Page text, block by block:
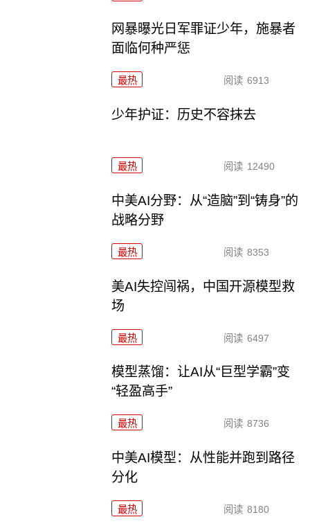
网暴曝光日军罪证少年，施暴者
面临何种严惩
最热 阅读 6913
少年护证：历史不容抹去
最热 阅读 12490
中美AI分野：从“造脑”到“铸身”的
战略分野
最热 阅读 8353
美AI失控闯祸，中国开源模型救
场
最热 阅读 6497
模型蒸馏：让AI从“巨型学霸”变
“轻盈高手”
最热 阅读 8736
中美AI模型：从性能并跑到路径
分化
最热 阅读 8180